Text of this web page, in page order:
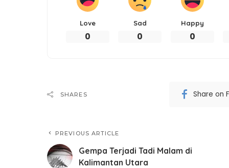
Love
0
Sad
0
Happy
0
SHARES Share on
PREVIOUS ARTICLE
Gempa Terjadi Tadi Malam di
Kalimantan Utara